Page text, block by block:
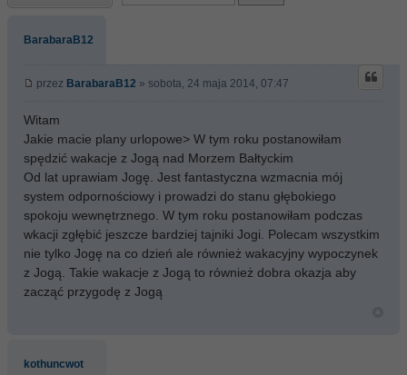
BarabaraB12
przez BarabaraB12 » sobota, 24 maja 2014, 07:47
Witam
Jakie macie plany urlopowe> W tym roku postanowiłam
spędzić wakacje z Jogą nad Morzem Bałtyckim
Od lat uprawiam Jogę. Jest fantastyczna wzmacnia mój
system odpornościowy i prowadzi do stanu głębokiego
spokoju wewnętrznego. W tym roku postanowiłam podczas
wkacji zgłębić jeszcze bardziej tajniki Jogi. Polecam wszystkim
nie tylko Jogę na co dzień ale również wakacyjny wypoczynek
z Jogą. Takie wakacje z Jogą to również dobra okazja aby
zacząć przygodę z Jogą
kothuncwot